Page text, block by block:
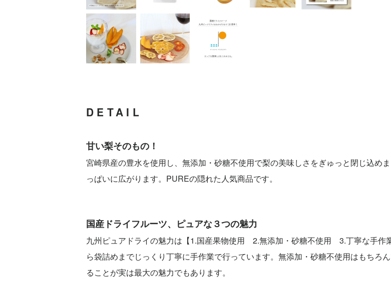
DETAIL
甘い梨そのもの！
宮崎県産の豊水を使用し、無添加・砂糖不使用で梨の美味しさをぎゅっと閉じ込め
っぱいに広がります。PUREの隠れた人気商品です。
国産ドライフルーツ、ピュアな３つの魅力
九州ピュアドライの魅力は【1.国産果物使用 2.無添加・砂糖不使用 3.丁寧な手作
ら袋詰めまでじっくり丁寧に手作業で行っています。無添加・砂糖不使用はもちろ
ることが実は最大の魅力でもあります。